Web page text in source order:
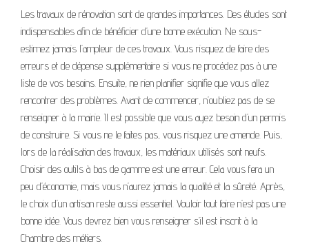
Les travaux de rénovation sont de grandes importances. Des études sont
indispensables afin de bénéficier d’une bonne exécution. Ne sous-
estimez jamais l’ampleur de ces travaux. Vous risquez de faire des
erreurs et de dépense supplémentaire si vous ne procédez pas à une
liste de vos besoins. Ensuite, ne rien planifier signifie que vous allez
rencontrer des problèmes. Avant de commencer, n’oubliez pas de se
renseigner à la mairie. Il est possible que vous ayez besoin d’un permis
de construire. Si vous ne le faites pas, vous risquez une amende. Puis,
lors de la réalisation des travaux, les matériaux utilisés sont neufs.
Choisir des outils à bas de gamme est une erreur. Cela vous fera un
peu d’économie, mais vous n’aurez jamais la qualité et la sûreté. Après,
le choix d’un artisan reste aussi essentiel. Vouloir tout faire n’est pas une
bonne idée. Vous devrez bien vous renseigner s’il est inscrit à la
Chambre des métiers.